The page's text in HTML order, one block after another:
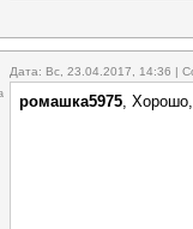
Дата: Вс, 23.04.2017, 14:36 |
ромашка5975,